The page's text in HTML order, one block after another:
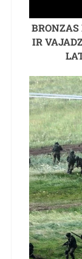
IR